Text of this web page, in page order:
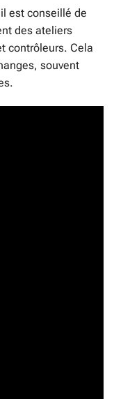
est conseillé de
des ateliers
contrôleurs. Cela
souvent